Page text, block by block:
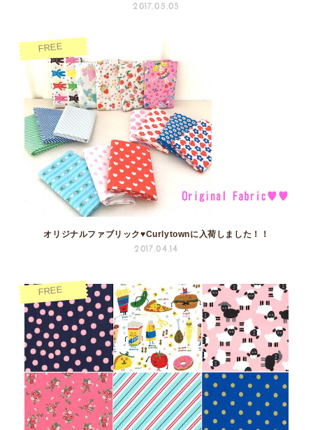
2017.05.05
FREE
オリジナルファブリック♥Curlytownに入荷しました！！
2017.04.14
FREE